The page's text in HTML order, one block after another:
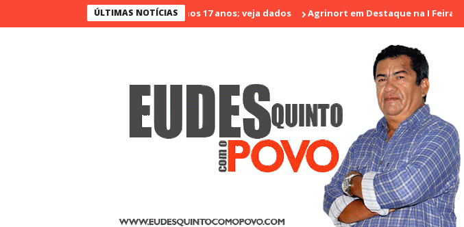
ÚLTIMAS NOTÍCIAS
é o menos violento nos últimos 17 anos; veja dados Agrinort em Destaque na I Feira de